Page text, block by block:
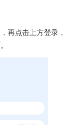
再点击上方登录，